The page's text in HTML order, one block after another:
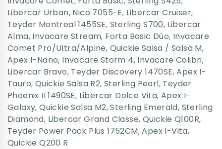
Libercar Urban, Nico 7055-E, Libercar Cruiser,
Teyder Montreal 1455SE, Sterling S700, Libercar
Alma, Invacare Stream, Forta Basic Dúo, Invacare
Comet Pro/Ultra/Alpine, Quickie Salsa / Salsa M,
Apex I-Nano, Invacare Storm 4, Invacare Colibri,
Libercar Bravo, Teyder Discovery 1470SE,Apex I-
Tauro, Quickie Salsa R2,Sterling Pearl, Teyder
Phoenix II 1490SE, Libercar Dolce Vita,Apex I-
Galaxy,Quickie Salsa M2,Sterling Emerald, Sterling
Diamond, Libercar Grand Classe, Quickie Q100R,
Teyder Power Pack Plus 1752CM,Apex I-Vita,
Quickie Q200 R